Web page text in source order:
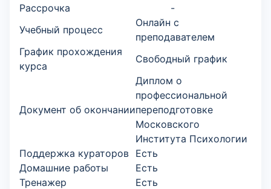
Рассрочка
-
Учебный процесс
Онлайн с
преподавателем
График прохождения
курса
Свободный график
Документ об окончании
Диплом о
профессиональной
переподготовке
Московского
Института Психологии
Поддержка кураторов Есть
Домашние работы
Есть
Тренажер
Есть